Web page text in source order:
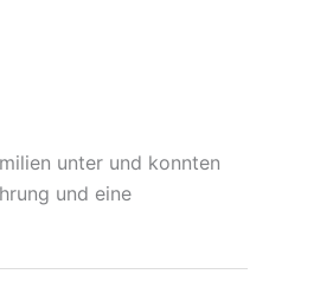
unter und konnten
und eine